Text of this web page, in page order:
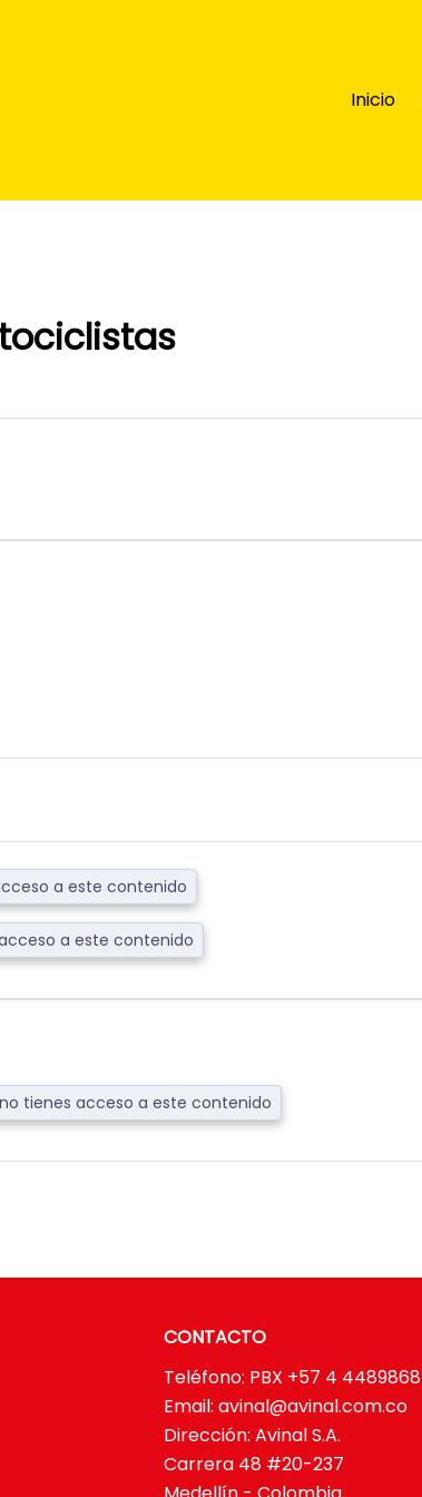
Inicio
a este contenido
a este contenido
tienes acceso a este contenido
CONTACTO
Teléfono: PBX +57 4 4489868
Email:avinal@avinal.com.co
Dirección: Avinal S.A.
Carrera 48 #20-237